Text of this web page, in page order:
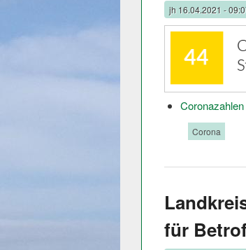
jh 16.04.2021 -
Corona
für